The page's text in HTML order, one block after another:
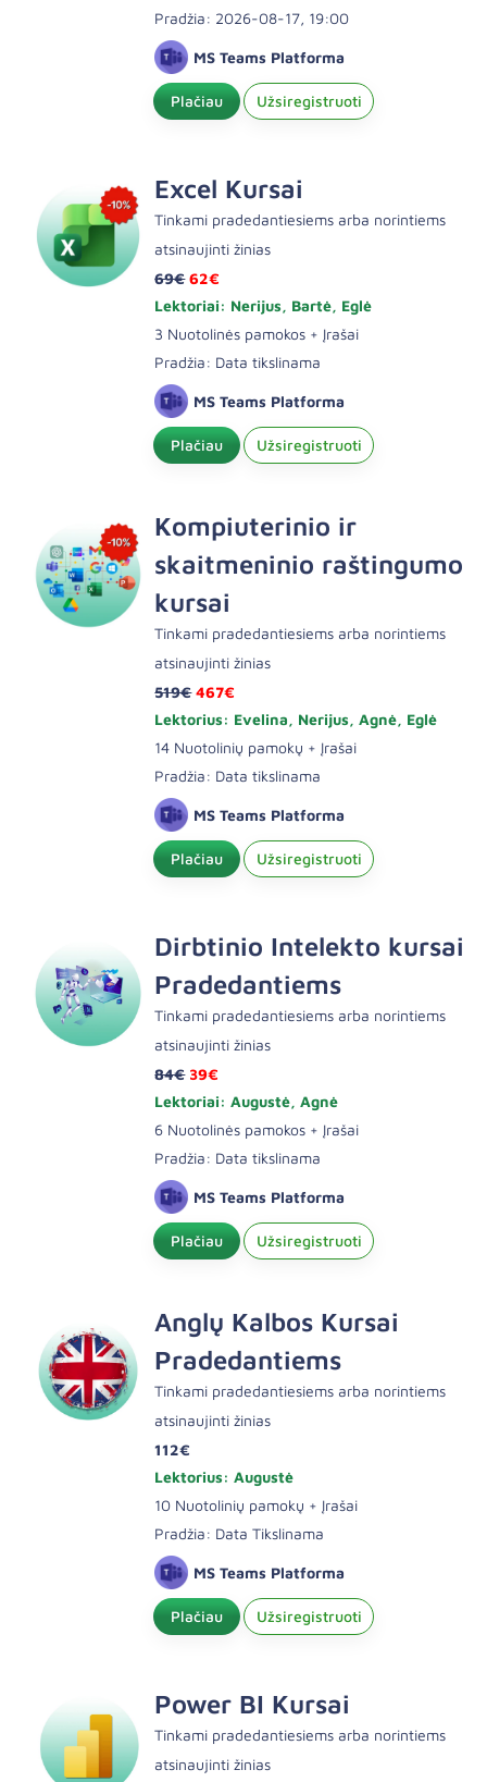
Pradžia: 2026-08-17, 19:00
MS Teams Platforma
Plačiau Užsiregistruoti
Excel Kursai
Tinkami pradedantiesiems arba norintiems
atsinaujinti žinias
69€ 62€
Lektoriai: Nerijus, Bartė, Eglė
3 Nuotolinės pamokos + Įrašai
Pradžia: Data tikslinama
MS Teams Platforma
Plačiau Užsiregistruoti
Kompiuterinio ir
skaitmeninio raštingumo
kursai
Tinkami pradedantiesiems arba norintiems
atsinaujinti žinias
519€ 467€
Lektorius: Evelina, Nerijus, Agnė, Eglė
14 Nuotolinių pamokų + Įrašai
Pradžia: Data tikslinama
MS Teams Platforma
Plačiau Užsiregistruoti
Dirbtinio Intelekto kursai
Pradedantiems
Tinkami pradedantiesiems arba norintiems
atsinaujinti žinias
84€ 39€
Lektoriai: Augustė, Agnė
6 Nuotolinės pamokos + Įrašai
Pradžia: Data tikslinama
MS Teams Platforma
Plačiau Užsiregistruoti
Anglų Kalbos Kursai
Pradedantiems
Tinkami pradedantiesiems arba norintiems
atsinaujinti žinias
112€
Lektorius: Augustė
10 Nuotolinių pamokų + Įrašai
Pradžia: Data Tikslinama
MS Teams Platforma
Plačiau Užsiregistruoti
Power BI Kursai
Tinkami pradedantiesiems arba norintiems
atsinaujinti žinias